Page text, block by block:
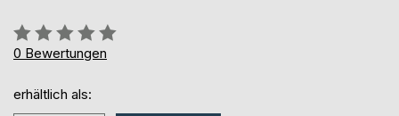
Bewertung::
0%
0 Bewertungen
erhältlich als: